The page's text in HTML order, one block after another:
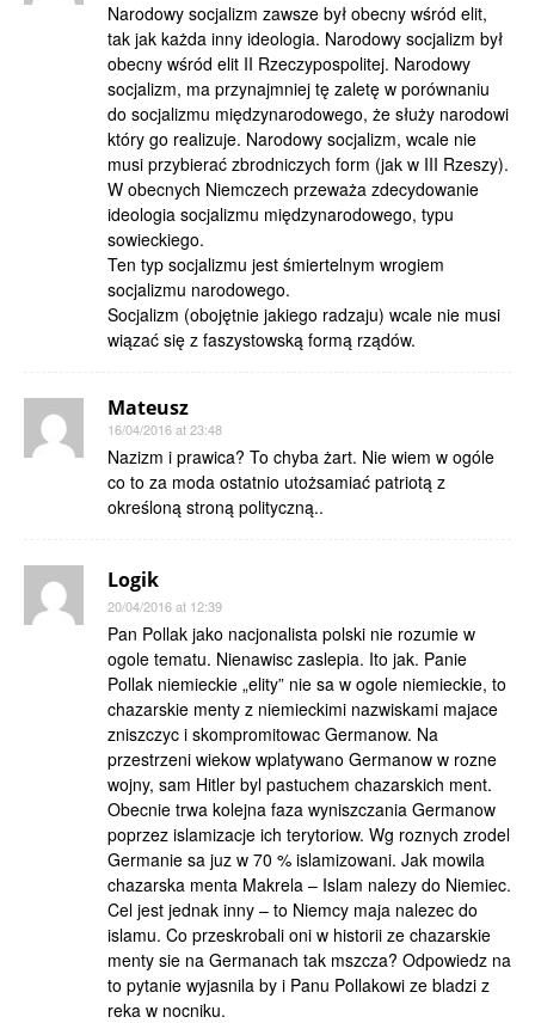
Narodowy socjalizm zawsze był obecny wśród elit,
tak jak każda inny ideologia. Narodowy socjalizm był
obecny wśród elit II Rzeczypospolitej. Narodowy
socjalizm, ma przynajmniej tę zaletę w porównaniu
do socjalizmu międzynarodowego, że służy narodowi
który go realizuje. Narodowy socjalizm, wcale nie
musi przybierać zbrodniczych form (jak w III Rzeszy).
W obecnych Niemczech przeważa zdecydowanie
ideologia socjalizmu międzynarodowego, typu
sowieckiego.
Ten typ socjalizmu jest śmiertelnym wrogiem
socjalizmu narodowego.
Socjalizm (obojętnie jakiego radzaju) wcale nie musi
wiązać się z faszystowską formą rządów.
Mateusz
16/04/2016 at 23:48
Nazizm i prawica? To chyba żart. Nie wiem w ogóle
co to za moda ostatnio utożsamiać patriotą z
określoną stroną polityczną..
Logik
20/04/2016 at 12:39
Pan Pollak jako nacjonalista polski nie rozumie w
ogole tematu. Nienawisc zaslepia. Ito jak. Panie
Pollak niemieckie „elity” nie sa w ogole niemieckie, to
chazarskie menty z niemieckimi nazwiskami majace
zniszczyc i skompromitowac Germanow. Na
przestrzeni wiekow wplatywano Germanow w rozne
wojny, sam Hitler byl pastuchem chazarskich ment.
Obecnie trwa kolejna faza wyniszczania Germanow
poprzez islamizacje ich terytoriow. Wg roznych zrodel
Germanie sa juz w 70 % islamizowani. Jak mowila
chazarska menta Makrela – Islam nalezy do Niemiec.
Cel jest jednak inny – to Niemcy maja nalezec do
islamu. Co przeskrobali oni w historii ze chazarskie
menty sie na Germanach tak mszcza? Odpowiedz na
to pytanie wyjasnila by i Panu Pollakowi ze bladzi z
reka w nocniku.